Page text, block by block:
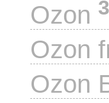
Ozon
Ozon
Ozon